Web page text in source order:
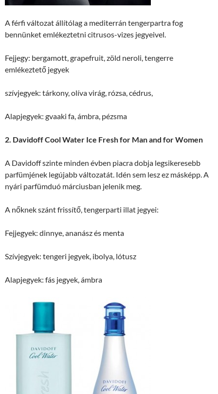
A férfi változat állítólag a mediterrán tengerpartra fog
bennünket emlékeztetni citrusos-vizes jegyeivel.
Fejjegy: bergamott, grapefruit, zöld neroli, tengerre
emlékeztető jegyek
szívjegyek: tárkony, olíva virág, rózsa, cédrus,
Alapjegyek: gvaaki fa, ámbra, pézsma
2. Davidoff Cool Water Ice Fresh for Man and for Women
A Davidoff szinte minden évben piacra dobja legsikeresebb
parfümjének legújabb változatát. Idén sem lesz ez másképp. A
nyári parfümduó márciusban jelenik meg.
A nőknek szánt frissítő, tengerparti illat jegyei:
Fejjegyek: dinnye, ananász és menta
Szívjegyek: tengeri jegyek, ibolya, lótusz
Alapjegyek: fás jegyek, ámbra